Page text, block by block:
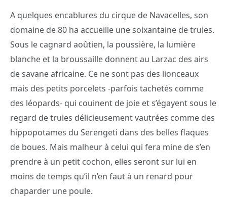
A quelques encablures du cirque de Navacelles, son
domaine de 80 ha accueille une soixantaine de truies.
Sous le cagnard aoûtien, la poussière, la lumière
blanche et la broussaille donnent au Larzac des airs
de savane africaine. Ce ne sont pas des lionceaux
mais des petits porcelets -parfois tachetés comme
des léopards- qui couinent de joie et s’égayent sous le
regard de truies délicieusement vautrées comme des
hippopotames du Serengeti dans des belles flaques
de boues. Mais malheur à celui qui fera mine de s’en
prendre à un petit cochon, elles seront sur lui en
moins de temps qu’il n’en faut à un renard pour
chaparder une poule.